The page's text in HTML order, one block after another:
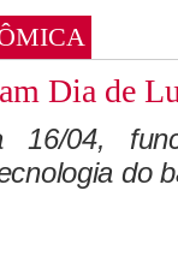
Dia de
04,
do